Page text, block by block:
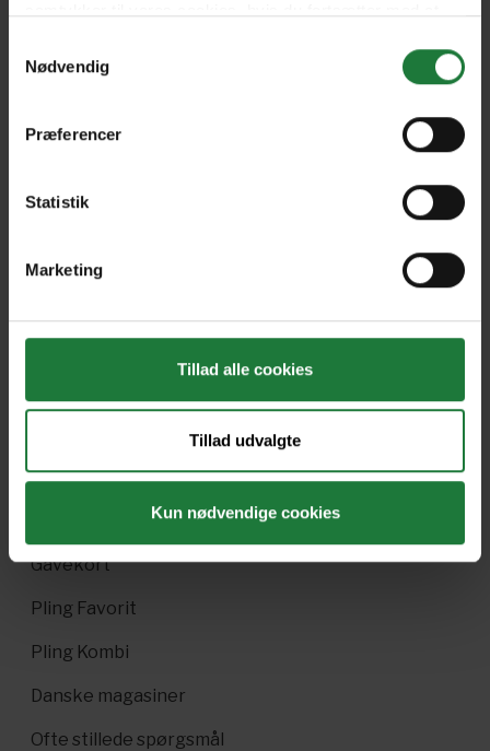
Nødvendig
Præferencer
Statistik
Marketing
Tillad alle cookies
Tillad udvalgte
Kun nødvendige cookies
December - January 2017
September - October 2016
February - March 2016
Gavekort
Pling Favorit
Pling Kombi
Danske magasiner
Ofte stillede spørgsmål